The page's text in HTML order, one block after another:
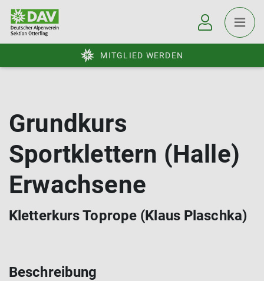
MITGLIED WERDEN
Grundkurs
Sportklettern (Halle)
Erwachsene
Kletterkurs Toprope (Klaus Plaschka)
Beschreibung